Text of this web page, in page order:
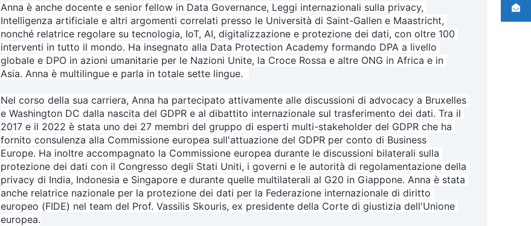
Anna è anche docente e senior fellow in Data Governance, Leggi internazionali sulla privacy,
Intelligenza artificiale e altri argomenti correlati presso le Università di Saint-Gallen e Maastricht,
nonché relatrice regolare su tecnologia, IoT, AI, digitalizzazione e protezione dei dati, con oltre 100
interventi in tutto il mondo. Ha insegnato alla Data Protection Academy formando DPA a livello
globale e DPO in azioni umanitarie per le Nazioni Unite, la Croce Rossa e altre ONG in Africa e in
Asia. Anna è multilingue e parla in totale sette lingue.
Nel corso della sua carriera, Anna ha partecipato attivamente alle discussioni di advocacy a Bruxelles
e Washington DC dalla nascita del GDPR e al dibattito internazionale sul trasferimento dei dati. Tra il
2017 e il 2022 è stata uno dei 27 membri del gruppo di esperti multi-stakeholder del GDPR che ha
fornito consulenza alla Commissione europea sull'attuazione del GDPR per conto di Business
Europe. Ha inoltre accompagnato la Commissione europea durante le discussioni bilaterali sulla
protezione dei dati con il Congresso degli Stati Uniti, i governi e le autorità di regolamentazione della
privacy di India, Indonesia e Singapore e durante quelle multilaterali al G20 in Giappone. Anna è stata
anche relatrice nazionale per la protezione dei dati per la Federazione internazionale di diritto
europeo (FIDE) nel team del Prof. Vassilis Skouris, ex presidente della Corte di giustizia dell'Unione
europea.